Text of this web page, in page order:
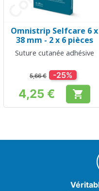
Omnistrip Selfcare 6 x
38 mm - 2 x 6 pièces
Suture cutanée adhésive
5,66 € -25%
Prix
4,25 € 